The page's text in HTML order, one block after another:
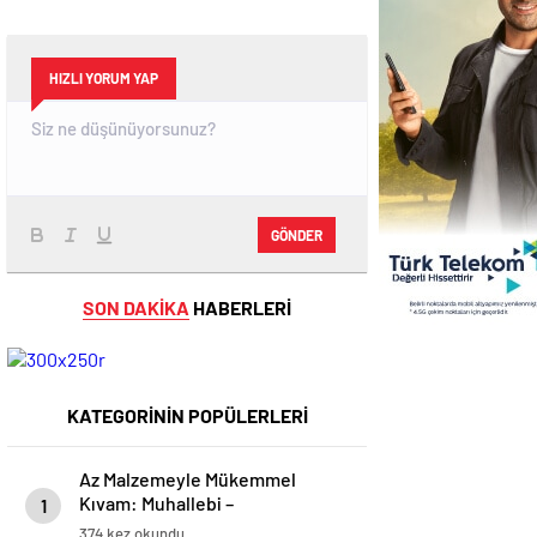
HIZLI YORUM YAP
GÖNDER
SON DAKİKA HABERLERİ
KATEGORİNİN POPÜLERLERİ
1
Az Malzemeyle Mükemmel
Kıvam: Muhallebi –
modagirdim.com